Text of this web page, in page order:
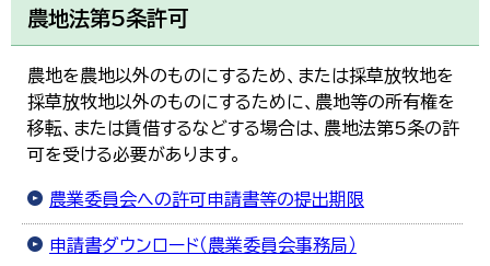
農地法第5条許可
農地を農地以外のものにするため、または採草放牧地を
採草放牧地以外のものにするために、農地等の所有権を
移転、または賃借するなどする場合は、農地法第5条の許
可を受ける必要があります。
農業委員会への許可申請書等の提出期限
申請書ダウンロード（農業委員会事務局）